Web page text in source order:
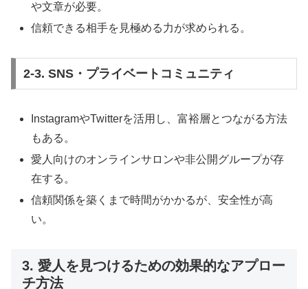
や文章が必要。
信頼できる相手を見極める力が求められる。
2-3. SNS・プライベートコミュニティ
InstagramやTwitterを活用し、富裕層とつながる方法
もある。
愛人向けのオンラインサロンや非公開グループが存
在する。
信頼関係を築くまで時間がかかるが、安全性が高
い。
3. 愛人を見つけるための効果的なアプロー
チ方法